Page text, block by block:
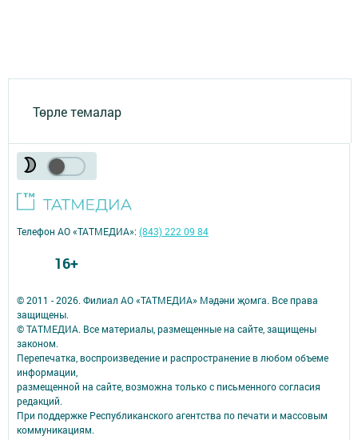
Төрле темалар
© 2011 - 2026. Филиал АО «ТАТМЕДИА» Мәдәни җомга. Все права
защищены.
© ТАТМЕДИА. Все материалы, размещенные на сайте, защищены
законом.
Перепечатка, воспроизведение и распространение в любом объеме
информации,
размещенной на сайте, возможна только с письменного согласия
редакций.
При поддержке Республиканского агентства по печати и массовым
коммуникациям.
Телефон АО «ТАТМЕДИА»:(843) 222 09 84
16+